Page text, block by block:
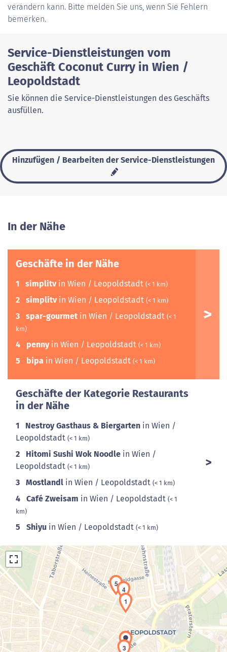
verändern kann. Bitte melden Sie uns, wenn Sie Fehlern
bemerken.
Service-Dienstleistungen vom
Geschäft Coconut Curry in Wien /
Leopoldstadt
Sie können die Service-Dienstleistungen des Geschäfts
ausfüllen.
Hinzufügen / Bearbeiten der Service-Dienstleistungen
In der Nähe
Geschäfte in der Nähe
1 simplitvin Wien / Leopoldstadt (< 1 km)
2 simplitvin Wien / Leopoldstadt (< 1 km)
3 spar-gourmet in Wien / Leopoldstadt (< 1
km)
4 pennyin Wien / Leopoldstadt (< 1 km)
5 bipa in Wien / Leopoldstadt (< 1 km)
Geschäfte der Kategorie Restaurants
in der Nähe
1 Nestroy Gasthaus & Biergarten in Wien /
Leopoldstadt (< 1 km)
2 Hitomi Sushi Wok Noodle in Wien /
Leopoldstadt (< 1 km)
3 Mostlandl in Wien / Leopoldstadt (< 1 km)
4 Café Zweisam in Wien / Leopoldstadt (< 1
km)
5 Shiyu in Wien / Leopoldstadt (< 1 km)
Laden der Karte...
1
3
4
5